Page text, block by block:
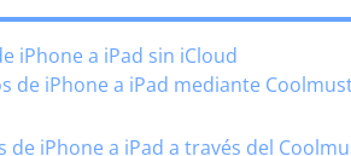
iPhone a iPad sin iCloud
de iPhone a iPad mediante
iPhone a iPad a través del